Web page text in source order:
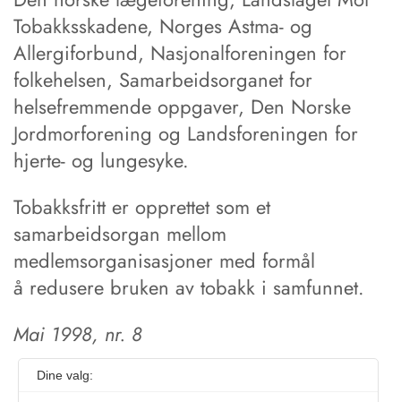
Tobakksskadene, Norges Astma- og
Allergiforbund, Nasjonalforeningen for
folkehelsen, Samarbeidsorganet for
helsefremmende oppgaver, Den Norske
Jordmorforening og Landsforeningen for
hjerte- og lungesyke.
Tobakksfritt er opprettet som et
samarbeidsorgan mellom
medlemsorganisasjoner med formål
å redusere bruken av tobakk i samfunnet.
Mai 1998, nr. 8
Dine valg: